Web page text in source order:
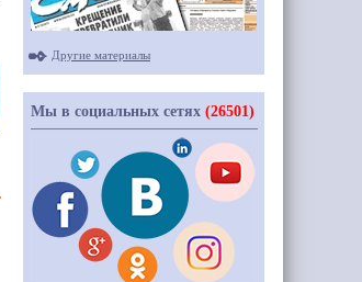
Другие материалы
Мы в социальных сетях (26501)